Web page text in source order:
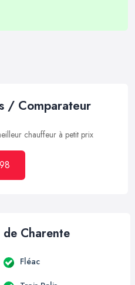
/ Comparateur
chauffeur à petit prix
de Charente
Fléac